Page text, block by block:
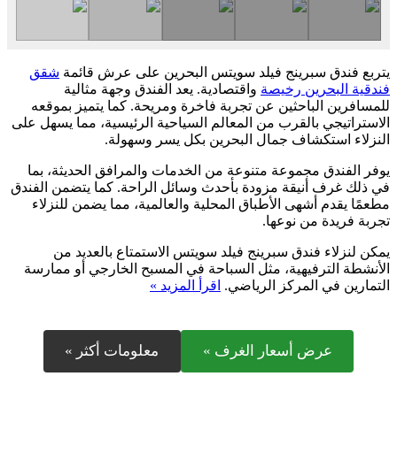
يتربع فندق سبرينج فيلد سويتس البحرين على عرش قائمة شقق
فندقية البحرين رخيصة واقتصادية. يعد الفندق وجهة مثالية
للمسافرين الباحثين عن تجربة فاخرة ومريحة. كما يتميز بموقعه
الاستراتيجي بالقرب من المعالم السياحية الرئيسية، مما يسهل على
النزلاء استكشاف جمال البحرين بكل يسر وسهولة.
يوفر الفندق مجموعة متنوعة من الخدمات والمرافق الحديثة، بما
في ذلك غرف أنيقة مزودة بأحدث وسائل الراحة. كما يتضمن الفندق
مطعمًا يقدم أشهى الأطباق المحلية والعالمية، مما يضمن للنزلاء
تجربة فريدة من نوعها.
يمكن لنزلاء فندق سبرينج فيلد سويتس الاستمتاع بالعديد من
الأنشطة الترفيهية، مثل السباحة في المسبح الخارجي أو ممارسة
التمارين في المركز الرياضي. اقرأ المزيد »
عرض أسعار الغرف » معلومات أكثر »